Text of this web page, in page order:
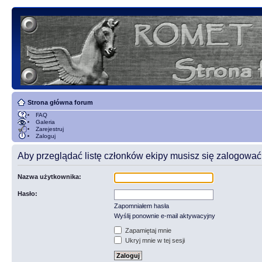
Strona główna forum
FAQ
Galeria
Zarejestruj
Zaloguj
Aby przeglądać listę członków ekipy musisz się
Nazwa użytkownika:
Hasło:
Zapomniałem hasła
Wyślij ponownie e-mail aktywacyjny
Zapamiętaj mnie
Ukryj mnie w tej sesji